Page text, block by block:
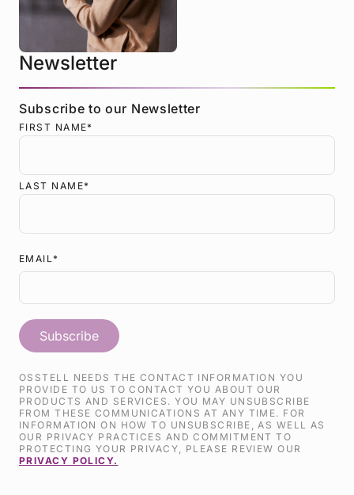
Newsletter
Subscribe to our Newsletter
FIRST NAME*
LAST NAME*
EMAIL*
OSSTELL NEEDS THE CONTACT INFORMATION YOU
PROVIDE TO US TO CONTACT YOU ABOUT OUR
PRODUCTS AND SERVICES. YOU MAY UNSUBSCRIBE
FROM THESE COMMUNICATIONS AT ANY TIME. FOR
INFORMATION ON HOW TO UNSUBSCRIBE, AS WELL AS
OUR PRIVACY PRACTICES AND COMMITMENT TO
PROTECTING YOUR PRIVACY, PLEASE REVIEW OUR
PRIVACY POLICY.